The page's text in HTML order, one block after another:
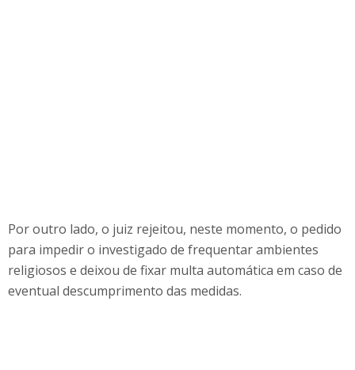
Por outro lado, o juiz rejeitou, neste momento, o pedido
para impedir o investigado de frequentar ambientes
religiosos e deixou de fixar multa automática em caso de
eventual descumprimento das medidas.